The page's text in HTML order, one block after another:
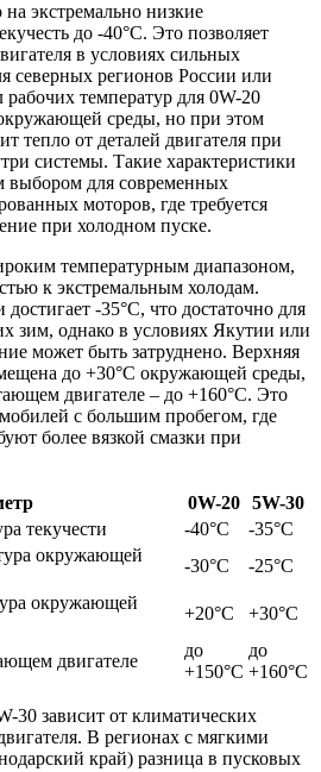
экстремально низкие
до -40°C. Это позволяет
в условиях сильных
северных регионов России или
температур для 0W-20
окружающей среды, но при этом
тепло от деталей двигателя при
системы. Такие характеристики
выбором для современных
моторов, где требуется
при холодном пуске.
температурным диапазоном,
к экстремальным холодам.
-35°C, что достаточно для
зим, однако в условиях Якутии или
может быть затруднено. Верхняя
до +30°C окружающей среды,
двигателе – до +160°C. Это
с большим пробегом, где
более вязкой смазки при
0W-20 5W-30
текучести
-40°C
-35°C
окружающей
-30°C
-25°C
окружающей
+20°C +30°C
двигателе
до
+150°C
до
+160°C
30 зависит от климатических
В регионах с мягкими
край) разница в пусковых